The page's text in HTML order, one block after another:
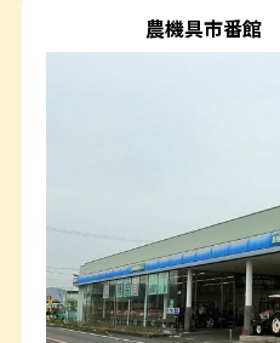
農機具市番館